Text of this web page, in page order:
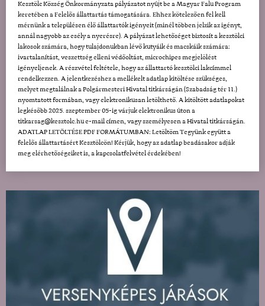
Kesztölc Község Önkormányzata pályázatot nyújt be a Magyar Falu Program
keretében a Felelős állattartás támogatására. Ehhez kötelezően fel kell
mérnünk a településen élő állattartók igényeit (minél többen jelzik az igényt,
annál nagyobb az esély a nyerésre). A pályázat lehetőséget biztosít a kesztölci
lakosok számára, hogy tulajdonukban lévő kutyáik és macskáik számára:
ivartalanítást, veszettség elleni védőoltást, microchipes megjelölést
igényeljenek. A részvétel feltétele, hogy az állattartó kesztölci lakcímmel
rendelkezzen. A jelentkezéshez a mellékelt adatlap kitöltése szükséges,
melyet megtalálnak a Polgármesteri Hivatal titkárságán (Szabadság tér 11.)
nyomtatott formában, vagy elektronikusan letölthető. A kitöltött adatlapokat
legkésőbb 2025. szeptember 05-ig várjuk elektronikus úton a
titkarsag@kesztolc.hu e-mail címen, vagy személyesen a Hivatal titkárságán.
ADATLAP LETÖLTÉSE PDF FORMÁTUMBAN: Letöltöm Tegyünk együtt a
felelős állattartásért Kesztölcön! Kérjük, hogy az adatlap beadásakor adják
meg elérhetőségeiket is, a kapcsolatfelvétel érdekében!